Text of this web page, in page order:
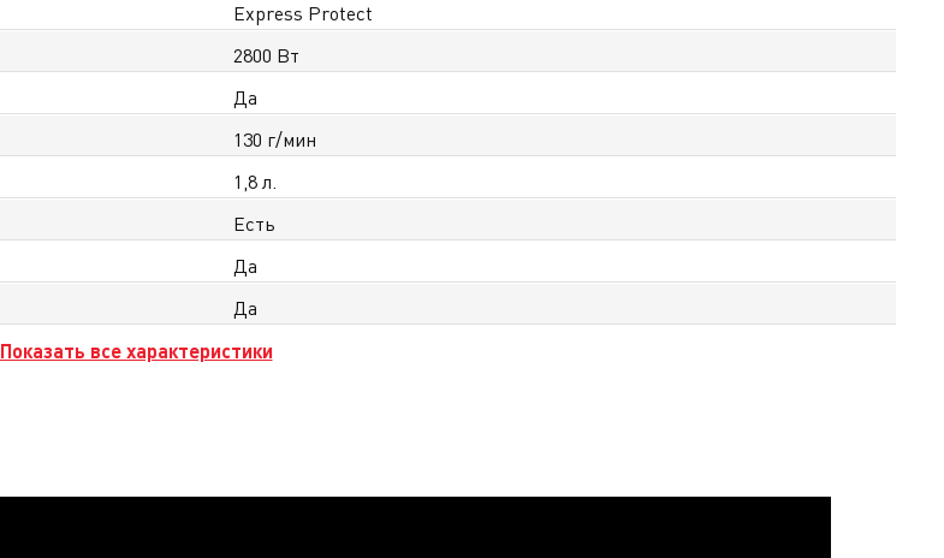
Express Protect
2800 Вт
Да
130 г/мин
1,8 л.
Есть
Да
Да
Показать все характеристики